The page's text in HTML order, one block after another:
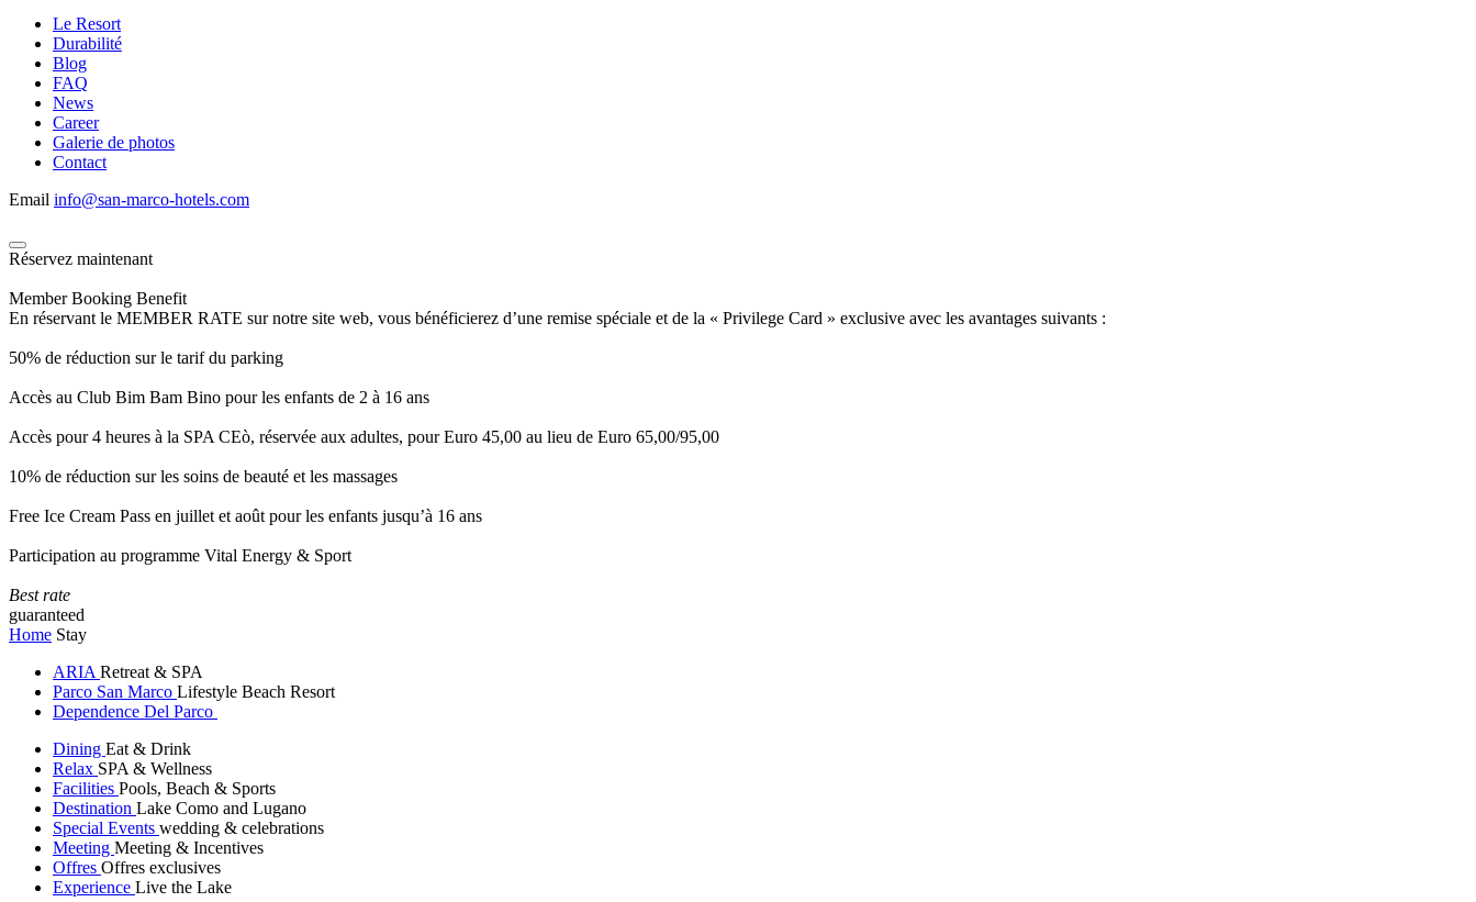
Le Resort
Durabilité
Blog
FAQ
News
Career
Galerie de photos
Contact
Email info@san-marco-hotels.com
Réservez maintenant
Member Booking Benefit
En réservant le MEMBER RATE sur notre site web, vous bénéficierez d’une remise spéciale et de la « Privilege Card » exclusive avec les avantages suivants :
50% de réduction sur le tarif du parking
Accès au Club Bim Bam Bino pour les enfants de 2 à 16 ans
Accès pour 4 heures à la SPA CEò, réservée aux adultes, pour Euro 45,00 au lieu de Euro 65,00/95,00
10% de réduction sur les soins de beauté et les massages
Free Ice Cream Pass en juillet et août pour les enfants jusqu’à 16 ans
Participation au programme Vital Energy & Sport
Best rate
guaranteed
Home Stay
ARIA Retreat & SPA
Parco San Marco Lifestyle Beach Resort
Dependence Del Parco
Dining Eat & Drink
Relax SPA & Wellness
Facilities Pools, Beach & Sports
Destination Lake Como and Lugano
Special Events wedding & celebrations
Meeting Meeting & Incentives
Offres Offres exclusives
Experience Live the Lake